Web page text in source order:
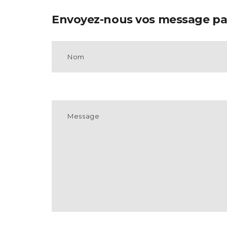
Envoyez-nous vos message